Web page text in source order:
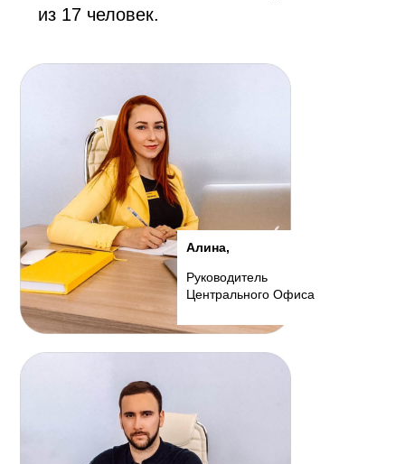
из 17 человек.
Алина,
Руководитель
Центрального Офиса